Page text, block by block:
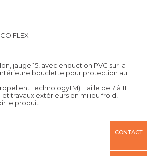
FLEX
jauge 15, avec enduction PVC sur la
bouclette pour protection au
TechnologyTM). Taille de 7 à 11.
travaux extérieurs en milieu froid,
le produit
CONTACT